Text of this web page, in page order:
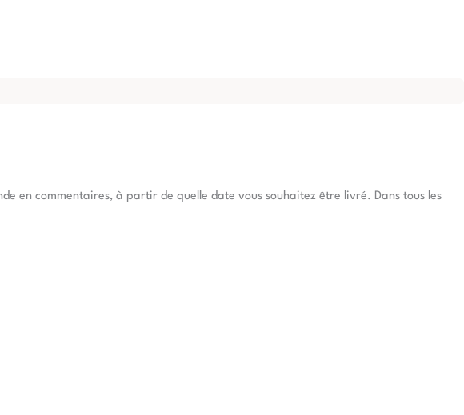
en commentaires, à partir de quelle date vous souhaitez être livré. Dans tous les